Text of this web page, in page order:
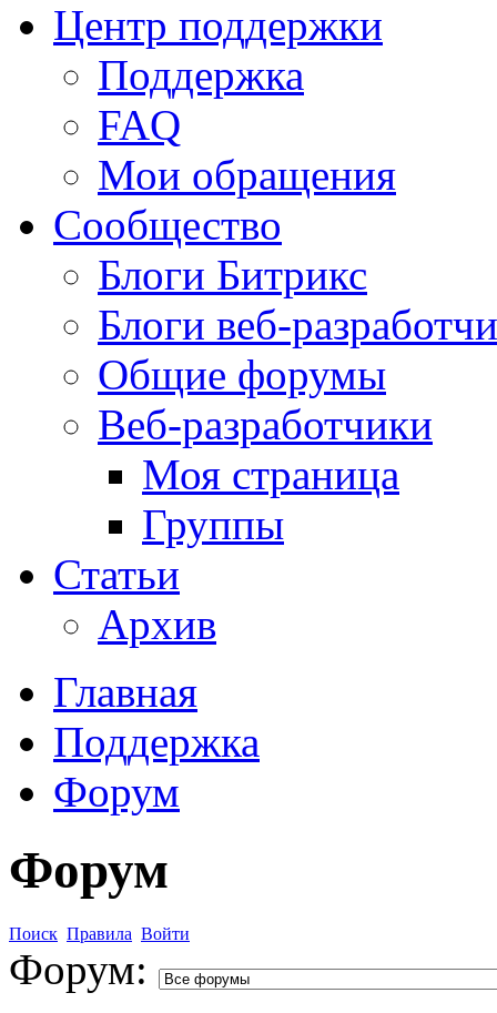
Центр поддержки
Поддержка
FAQ
Мои обращения
Сообщество
Блоги Битрикс
Блоги веб-
Общие форумы
Веб-разработчики
Моя страница
Группы
Статьи
Архив
Главная
Поддержка
Форум
Форум
Поиск Правила Войти
Форум: